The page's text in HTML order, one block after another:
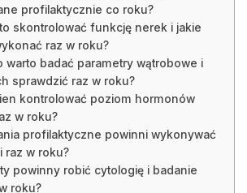
profilaktycznie co roku?
skontrolować funkcję nerek i jakie
raz w roku?
warto badać parametry wątrobowe i
sprawdzić raz w roku?
kontrolować poziom hormonów
w roku?
profilaktyczne powinni wykonywać
raz w roku?
powinny robić cytologię i badanie
roku?